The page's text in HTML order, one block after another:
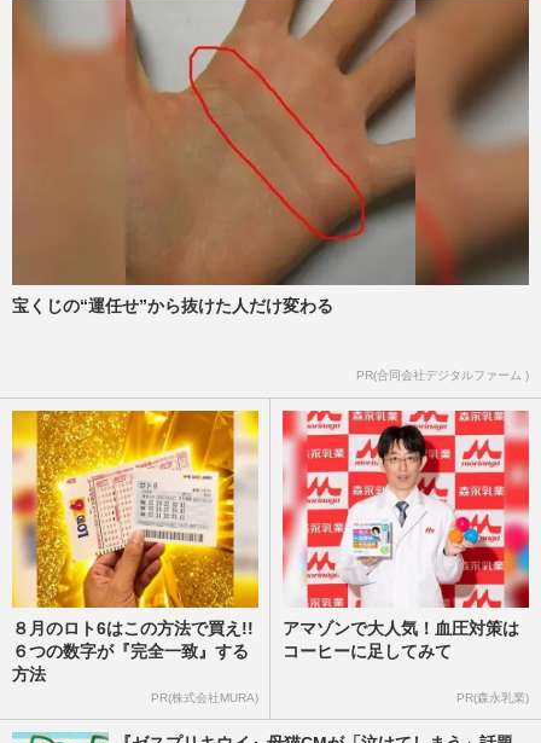
宝くじの“運任せ”から抜けた人だけ変わる
PR(合同会社デジタルファーム )
８月のロト6はこの方法で買え!!
６つの数字が『完全一致』する
方法
PR(株式会社MURA)
アマゾンで大人気！血圧対策は
コーヒーに足してみて
PR(森永乳業)